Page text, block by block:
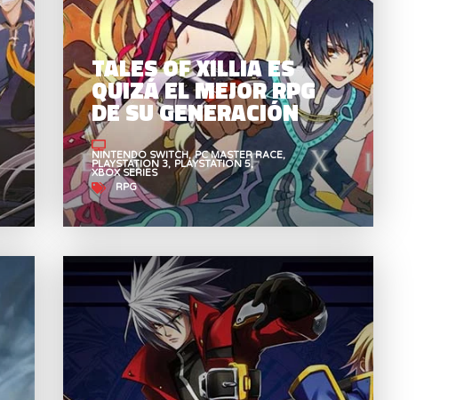
MÁS OSCURO Y MEJOR
QUE EL ANTERIOR
TALES OF XILLIA ES
QUIZÁ EL MEJOR RPG
DE SU GENERACIÓN
NINTENDO SWITCH PC MASTER RACE
PLAYSTATION 3 PLAYSTATION 5
XBOX SERIES
RPG